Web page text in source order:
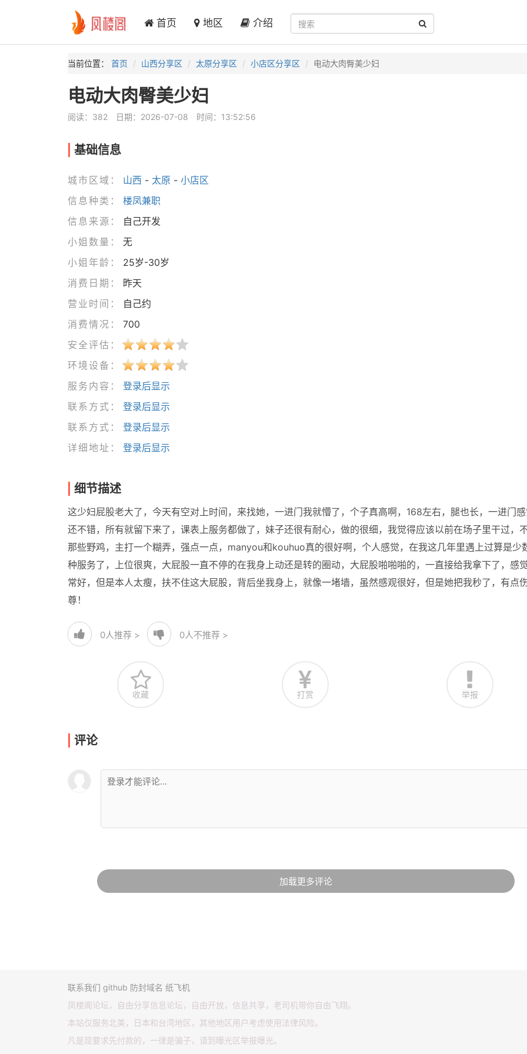
首页 地区 介绍
当前位置： 首页 山西分享区 太原分享区 小店区分享区 电动大肉臀美少妇
电动大肉臀美少妇
阅读：382 日期：2026-07-08 时间：13:52:56
基础信息
城市区域： 山西 - 太原 - 小店区
信息种类：
楼凤兼职
信息来源：
自己开发
小姐数量：
无
小姐年龄：
25岁-30岁
消费日期：
昨天
营业时间：
自己约
消费情况：
700
安全评估：
环境设备：
服务内容：
登录后显示
联系方式：
登录后显示
联系方式：
登录后显示
详细地址：
登录后显示
细节描述
这少妇屁股老大了，今天有空对上时间，来找她，一进门我就懵了，个子真高啊，168左右，腿也长，一进门
还不错，所有就留下来了，课表上服务都做了，妹子还很有耐心，做的很细，我觉得应该以前在场子里干过，
那些野鸡，主打一个糊弄，强点一点，manyou和kouhuo真的很好啊，个人感觉，在我这几年里遇上过算是少
种服务了，上位很爽，大屁股一直不停的在我身上动还是转的圈动，大屁股啪啪啪的，一直接给我拿下了，感
常好，但是本人太瘦，扶不住这大屁股，背后坐我身上，就像一堵墙，虽然感观很好，但是她把我秒了，有点
尊！
0人推荐 > 0人不推荐 >
收藏 打赏 举报
评论
加载更多评论
联系我们 github 防封域名 纸飞机
凤楼阁论坛，自由分享信息论坛，自由开放，信息共享，老司机带你自由飞翔。
本站仅服务北美，日本和台湾地区，其他地区用户考虑使用法律风险。
凡是现要求先付款的，一律是骗子，请到曝光区举报曝光。